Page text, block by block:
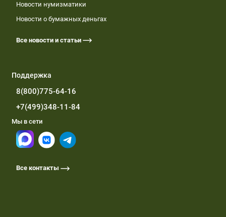
Новости нумизматики
Новости о бумажных деньгах
Все новости и статьи
Поддержка
8(800)775-64-16
+7(499)348-11-84
Мы в сети
Все контакты